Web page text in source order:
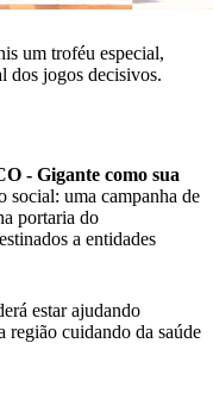
um troféu especial,
dos jogos decisivos.
- Gigante como sua
social: uma campanha de
portaria do
a entidades
estar ajudando
região cuidando da saúde